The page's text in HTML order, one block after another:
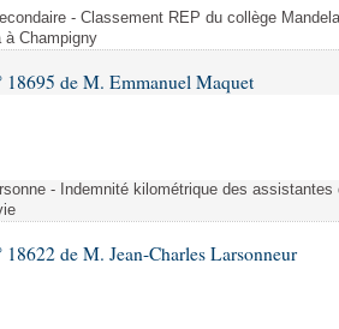
- Classement REP du collège
à Champigny
18695 de M. Emmanuel Maquet
- Indemnité kilométrique des
18622 de M. Jean-Charles Larsonneur